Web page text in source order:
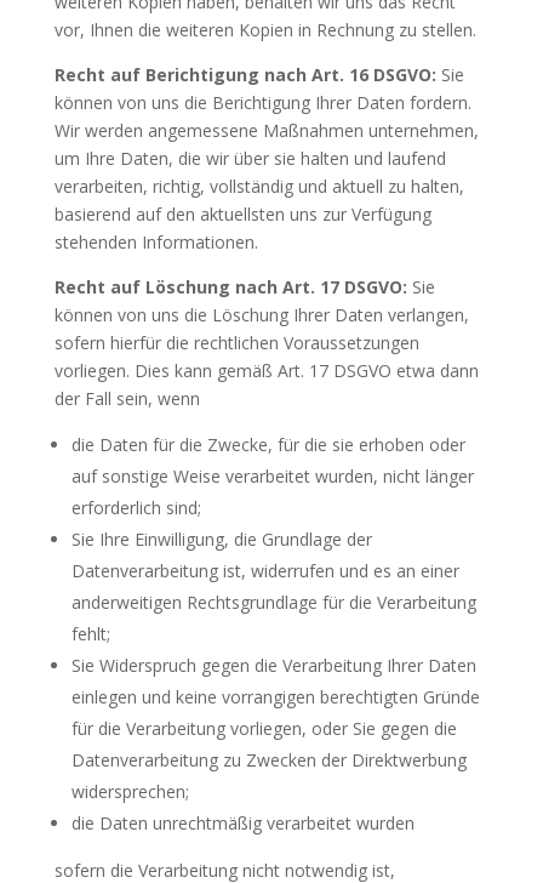
vor, Ihnen die weiteren Kopien in Rechnung zu stellen.
Recht auf Berichtigung nach Art. 16 DSGVO: Sie
können von uns die Berichtigung Ihrer Daten fordern.
Wir werden angemessene Maßnahmen unternehmen,
um Ihre Daten, die wir über sie halten und laufend
verarbeiten, richtig, vollständig und aktuell zu halten,
basierend auf den aktuellsten uns zur Verfügung
stehenden Informationen.
Recht auf Löschung nach Art. 17 DSGVO: Sie
können von uns die Löschung Ihrer Daten verlangen,
sofern hierfür die rechtlichen Voraussetzungen
vorliegen. Dies kann gemäß Art. 17 DSGVO etwa dann
der Fall sein, wenn
die Daten für die Zwecke, für die sie erhoben oder
auf sonstige Weise verarbeitet wurden, nicht länger
erforderlich sind;
Sie Ihre Einwilligung, die Grundlage der
Datenverarbeitung ist, widerrufen und es an einer
anderweitigen Rechtsgrundlage für die Verarbeitung
fehlt;
Sie Widerspruch gegen die Verarbeitung Ihrer Daten
einlegen und keine vorrangigen berechtigten Gründe
für die Verarbeitung vorliegen, oder Sie gegen die
Datenverarbeitung zu Zwecken der Direktwerbung
widersprechen;
die Daten unrechtmäßig verarbeitet wurden
sofern die Verarbeitung nicht notwendig ist,